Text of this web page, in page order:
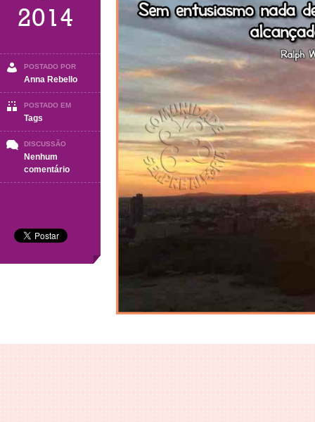
2014
POSTADO POR
Anna Rebello
POSTADO EM
Tags
DISCUSSÃO
Nenhum
comentárioem
Boa